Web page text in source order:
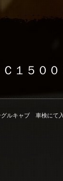
１５００
ルキャブ 車検にて入